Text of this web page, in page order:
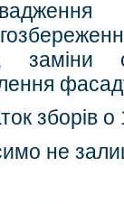
заміни
зборів о
не